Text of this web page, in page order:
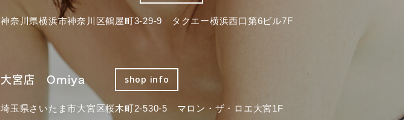
神奈川県横浜市神奈川区鶴屋町3-29-9 タクエー横浜西口第6ビル7F
大宮店 Omiya shop info
埼玉県さいたま市大宮区桜木町2-530-5 マロン・ザ・ロエ大宮1F